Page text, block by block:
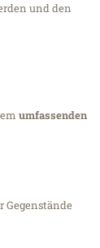
und den
umfassenden
Gegenstände